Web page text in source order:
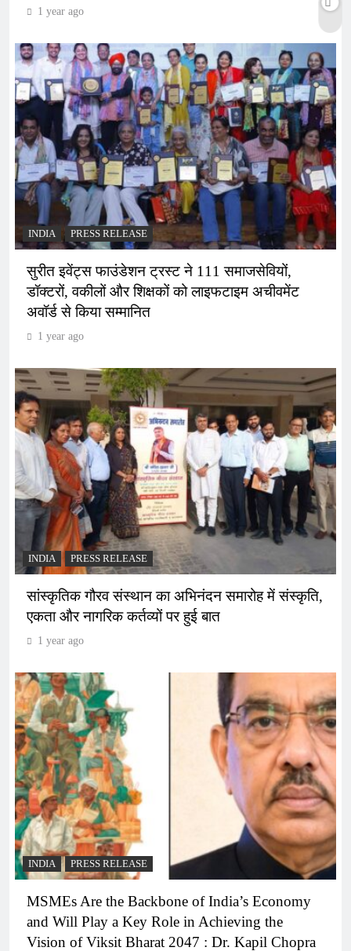
1 year ago
INDIA PRESS RELEASE
सुरीत इवेंट्स फाउंडेशन ट्रस्ट ने 111 समाजसेवियों,
डॉक्टरों, वकीलों और शिक्षकों को लाइफटाइम अचीवमेंट
अवॉर्ड से किया सम्मानित
1 year ago
INDIA PRESS RELEASE
सांस्कृतिक गौरव संस्थान का अभिनंदन समारोह में संस्कृति,
एकता और नागरिक कर्तव्यों पर हुई बात
1 year ago
INDIA PRESS RELEASE
MSMEs Are the Backbone of India’s Economy
and Will Play a Key Role in Achieving the
Vision of Viksit Bharat 2047 : Dr. Kapil Chopra